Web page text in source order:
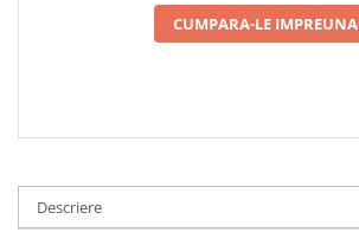
CUMPARA-LE IMPREUNA
Descriere